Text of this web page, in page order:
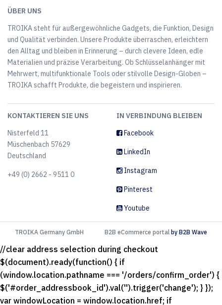
ÜBER UNS
TROIKA steht für außergewöhnliche Gadgets, die Funktion, Design
und Qualität verbinden. Unsere Produkte überraschen, erleichtern
den Alltag und bleiben in Erinnerung – durch clevere Ideen, edle
Materialien und präzise Verarbeitung. Ob Schlüsselanhänger mit
Mehrwert, multifunktionale Tools oder stilvolle Design-Globen –
TROIKA schafft Produkte, die begeistern und inspirieren.
KONTAKTIEREN SIE UNS
Nisterfeld 11
Müschenbach 57629
Deutschland
+49 (0) 2662 - 9511 0
IN VERBINDUNG BLEIBEN
Facebook
LinkedIn
Instagram
Pinterest
Youtube
TROIKA Germany GmbH B2B eCommerce portal by B2B Wave
//clear address selection during checkout
$(document).ready(function() { if
(window.location.pathname === '/orders/confirm_order') {
$('#order_addressbook_id').val('').trigger('change'); } });
var windowLocation = window.location.href; if